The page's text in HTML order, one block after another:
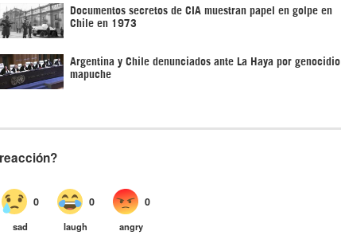
Documentos secretos de CIA muestran papel en golpe en
Chile en 1973
Argentina y Chile denunciados ante La Haya por genocidio
mapuche